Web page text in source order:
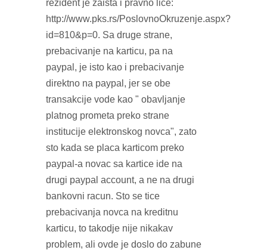
rezident je zaista i pravno lice:
http://www.pks.rs/PoslovnoOkruzenje.aspx?
id=810&p=0. Sa druge strane,
prebacivanje na karticu, pa na
paypal, je isto kao i prebacivanje
direktno na paypal, jer se obe
transakcije vode kao " obavljanje
platnog prometa preko strane
institucije elektronskog novca", zato
sto kada se placa karticom preko
paypal-a novac sa kartice ide na
drugi paypal account, a ne na drugi
bankovni racun. Sto se tice
prebacivanja novca na kreditnu
karticu, to takodje nije nikakav
problem, ali ovde je doslo do zabune